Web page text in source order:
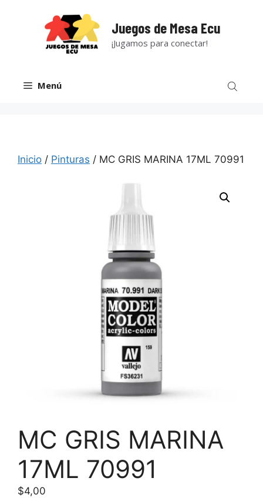
Juegos de Mesa Ecu
¡Jugamos para conectar!
Menú
Inicio / Pinturas / MC GRIS MARINA 17ML 70991
MC GRIS MARINA
17ML 70991
$4,00